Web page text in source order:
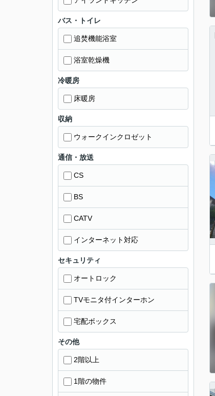
バス・トイレ
追焚機能浴室
浴室乾燥機
冷暖房
床暖房
収納
ウォークインクロゼット
通信・放送
CS
BS
CATV
インターネット対応
セキュリティ
オートロック
TVモニタ付インターホン
宅配ボックス
その他
2階以上
1階の物件